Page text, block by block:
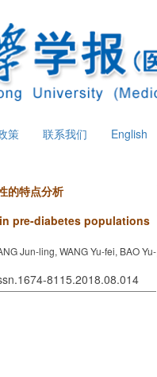
策 联系我们 English
的特点分析
pre-diabetes populations
Jun-ling, WANG Yu-fei, BAO Yu-
8115.2018.08.014